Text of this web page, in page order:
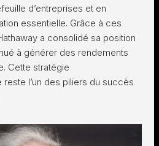
d’entreprises et en
essentielle. Grâce à ces
a consolidé sa position
à générer des rendements
Cette stratégie
reste l’un des piliers du succès